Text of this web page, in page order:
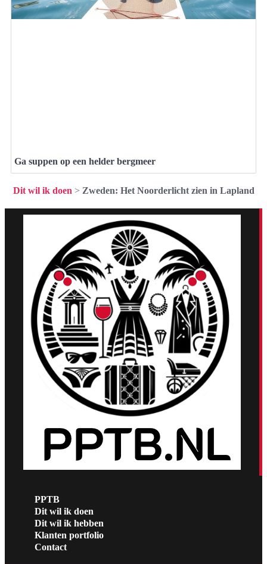
Ga suppen op een helder bergmeer
Dit wil ik doen > Zweden: Het Noorderlicht zien in Lapland
PPTB
Dit wil ik doen
Dit wil ik hebben
Klanten portfolio
Contact